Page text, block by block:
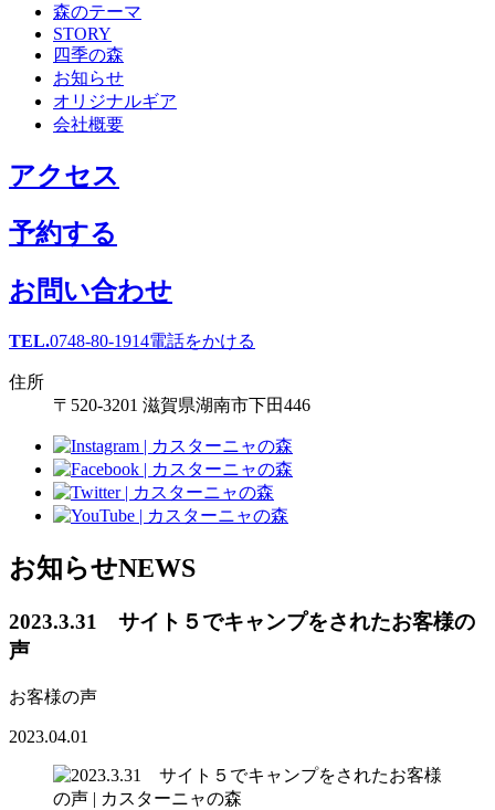
森のテーマ
STORY
四季の森
お知らせ
オリジナルギア
会社概要
アクセス
予約する
お問い合わせ
TEL.0748-80-1914電話をかける
住所
〒520-3201 滋賀県湖南市下田446
お知らせNEWS
2023.3.31 サイト５でキャンプをされたお客様の
声
お客様の声
2023.04.01